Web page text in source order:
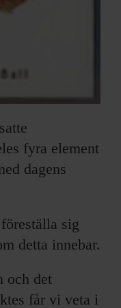
fyra element
dagens
sig
detta innebar.
och det
får vi veta i